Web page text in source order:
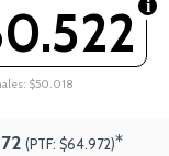
$50.018
(PTF: $64.972)*